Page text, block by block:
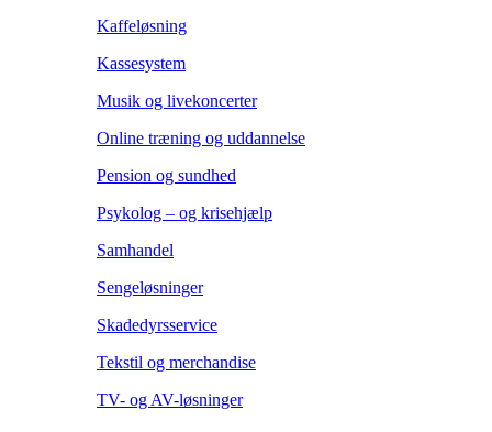
Kaffeløsning
Kassesystem
Musik og livekoncerter
Online træning og uddannelse
Pension og sundhed
Psykolog – og krisehjælp
Samhandel
Sengeløsninger
Skadedyrsservice
Tekstil og merchandise
TV- og AV-løsninger